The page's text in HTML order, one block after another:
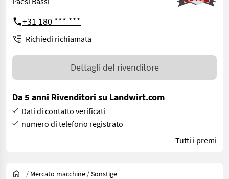
+31 180 *** ***
Richiedi richiamata
Dettagli del rivenditore
Da 5 anni Rivenditori su Landwirt.com
Dati di contatto verificati
numero di telefono registrato
Tutti i premi
/ Mercato macchine /Sonstige